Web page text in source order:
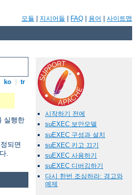
모듈 지시어들 FAQ 용어 사이트맵
ko tr
실행한
되면
.
시작하기 전에
suEXEC 보안모델
suEXEC 구성과 설치
suEXEC 키고 끄기
suEXEC 사용하기
suEXEC 디버깅하기
다시 한번 조심하라: 경고와
예제